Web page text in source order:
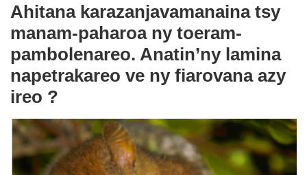
Ahitana karazanjavamanaina tsy
manam-paharoa ny toeram-
pambolenareo. Anatin’ny lamina
napetrakareo ve ny fiarovana azy
ireo ?